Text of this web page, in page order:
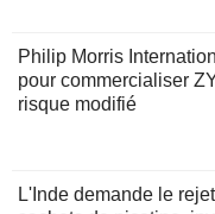
Philip Morris
pour commercialiser
risque modifié
L'Inde demande le